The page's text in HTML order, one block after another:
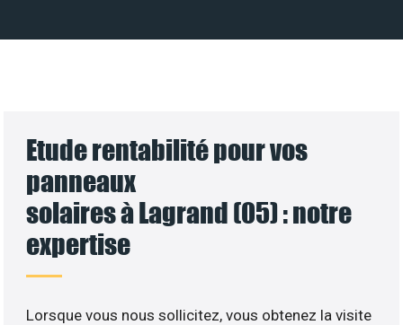
Etude rentabilité pour vos
panneaux
solaires à Lagrand (05) : notre
expertise
Lorsque vous nous sollicitez, vous obtenez la visite